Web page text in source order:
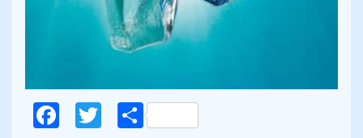
Facebook
Twitter
Поділитися